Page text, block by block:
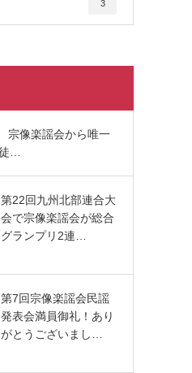
3
宗像楽謡会から唯一
…
第22回九州北部連合大
会で宗像楽謡会が総合
グランプリ2連…
第7回宗像楽謡会民謡
発表会満員御礼！あり
がとうございまし…